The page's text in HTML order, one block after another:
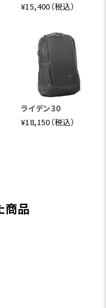
¥15,400（税込）
ライデン30
¥18,150（税込）
商品